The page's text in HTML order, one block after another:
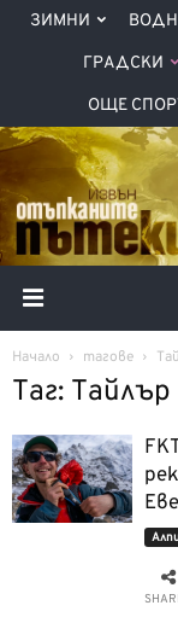
ЗИМНИ
ГРАДСКИ
ОЩЕ
Начало тагове
Таг: